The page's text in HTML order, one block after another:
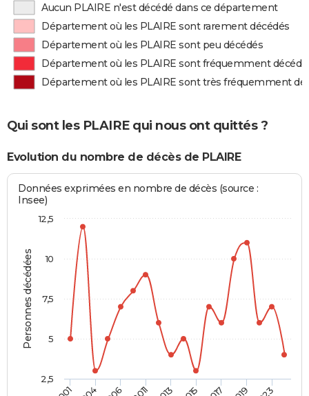
Aucun PLAIRE n'est décédé dans ce département
Département où les PLAIRE sont rarement décédés
Département où les PLAIRE sont peu décédés
Département où les PLAIRE sont fréquemment
Département où les PLAIRE sont très fréquemment
Qui sont les PLAIRE qui nous ont quittés ?
Evolution du nombre de décès de PLAIRE
Personnes décédées
Données exprimées en nombre de décès (source :
Insee)
2,5
5
7,5
10
12,5